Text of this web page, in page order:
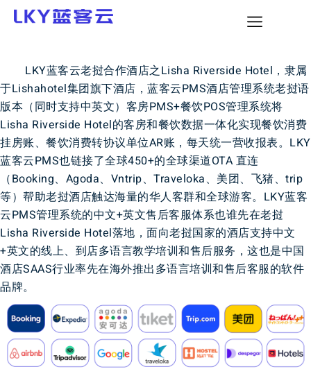
LKY蓝客云老挝合作酒店之Lisha Riverside Hotel，隶属
于Lishahotel集团旗下酒店，蓝客云PMS酒店管理系统老挝语
版本（同时支持中英文）客房PMS+餐饮POS管理系统将
Lisha Riverside Hotel的客房和餐饮数据一体化实现餐饮消费
挂房账、餐饮消费转协议单位AR账，每天统一营收报表。LKY
蓝客云PMS也链接了全球450+的全球渠道OTA 直连
（Booking、Agoda、Vntrip、Traveloka、美团、飞猪、trip
等）帮助老挝酒店触达海量的华人客群和全球游客。LKY蓝客
云PMS管理系统的中文+英文售后客服体系也谁先在老挝
Lisha Riverside Hotel落地，面向老挝国家的酒店支持中文
+英文的线上、到店多语言教学培训和售后服务，这也是中国
酒店SAAS行业率先在海外推出多语言培训和售后客服的软件
品牌。